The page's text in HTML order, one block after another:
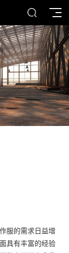
服的需求日益增
具有丰富的经验